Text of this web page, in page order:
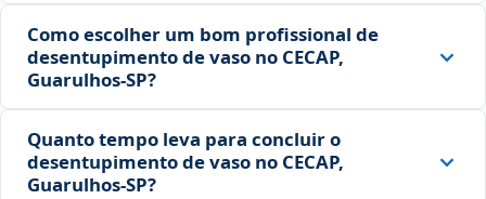
Como escolher um bom profissional de
desentupimento de vaso no CECAP,
Guarulhos‑SP?
Quanto tempo leva para concluir o
desentupimento de vaso no CECAP,
Guarulhos‑SP?